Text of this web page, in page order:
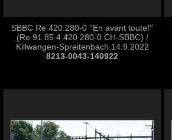
SBBC Re 420.280-0 ''En avant toute!''
(Re 91 85 4 420 280-0 CH-SBBC) /
Killwangen-Spreitenbach 14.9.2022
8213-0043-140922